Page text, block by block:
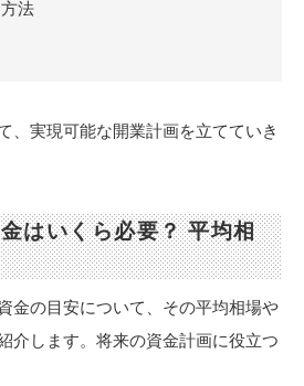
法
、実現可能な開業計画を立てていき
はいくら必要？ 平均相
金の目安について、その平均相場や
介します。将来の資金計画に役立つ